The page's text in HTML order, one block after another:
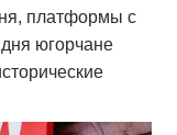
платформы с
югорчане